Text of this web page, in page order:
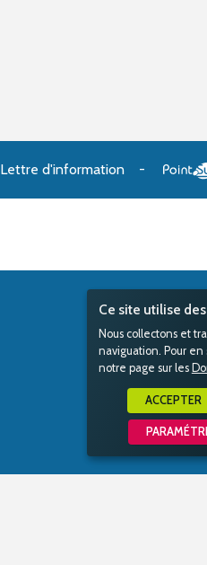
Ce site utilise
Nous collectons et
naviguation. Pour en
notre page sur les
ACCEPTER
Lettre d'information